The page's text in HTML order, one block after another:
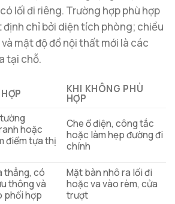
lối đi riêng. Trường hợp phù hợp
chỉ bởi diện tích phòng; chiều
mật độ đồ nội thất mới là các
tại chỗ.
KHI KHÔNG PHÙ
HỢP
hoặc
điểm tựa thị
Che ổ điện, công tắc
hoặc làm hẹp đường đi
chính
thẳng, có
thông và
phối hợp
Mặt bàn nhô ra lối đi
hoặc va vào rèm, cửa
trượt